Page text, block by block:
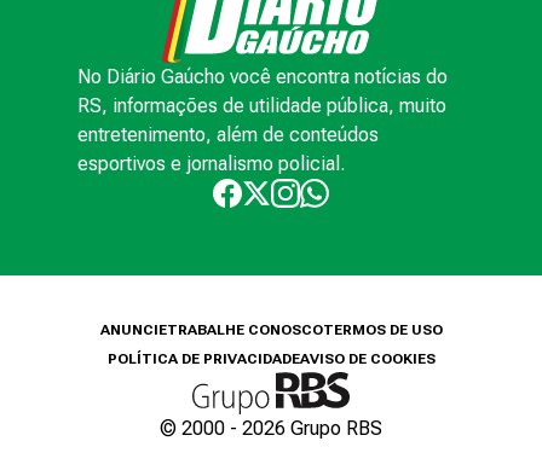
No Diário Gaúcho você encontra notícias do
RS, informações de utilidade pública, muito
entretenimento, além de conteúdos
esportivos e jornalismo policial.
ANUNCIETRABALHE CONOSCOTERMOS DE USO
POLÍTICA DE PRIVACIDADEAVISO DE COOKIES
© 2000 - 2026 Grupo RBS